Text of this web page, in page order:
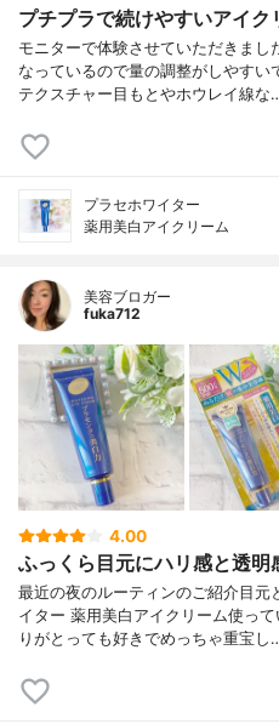
プチプラで続けやすいアイク
モニターで体験させていただきまし
なっているので量の調整がしやす
テクスチャー目もとやホウレイ線な
プラセホワイター
薬用美白アイクリーム
美容ブロガー
fuka712
4.00
ふっくら目元にハリ感と透明
最近の夜のルーティンのご紹介目元
イター 薬用美白アイクリーム使っ
りがとっても好きでめっちゃ重宝し